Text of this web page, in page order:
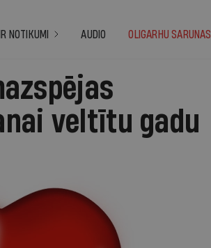
IR NOTIKUMI AUDIO OLIGARHU SARUNAS
veltītu gadu